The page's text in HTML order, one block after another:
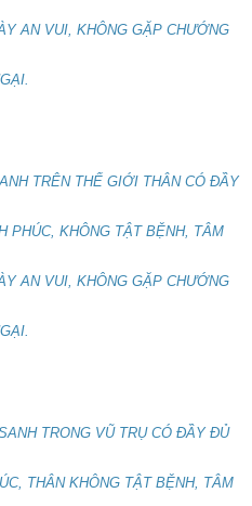
AN VUI, KHÔNG GẶP CHƯỚNG
TRÊN THẾ GIỚI THÂN CÓ ĐẦY
PHÚC, KHÔNG TẬT BỆNH, TÂM
AN VUI, KHÔNG GẶP CHƯỚNG
TRONG VŨ TRỤ CÓ ĐẦY ĐỦ
THÂN KHÔNG TẬT BỆNH, TÂM